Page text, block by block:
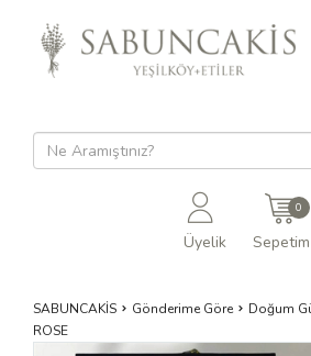
Üyelik
0
Sepetim
SABUNCAKİS Gönderime Göre Doğum
ROSE